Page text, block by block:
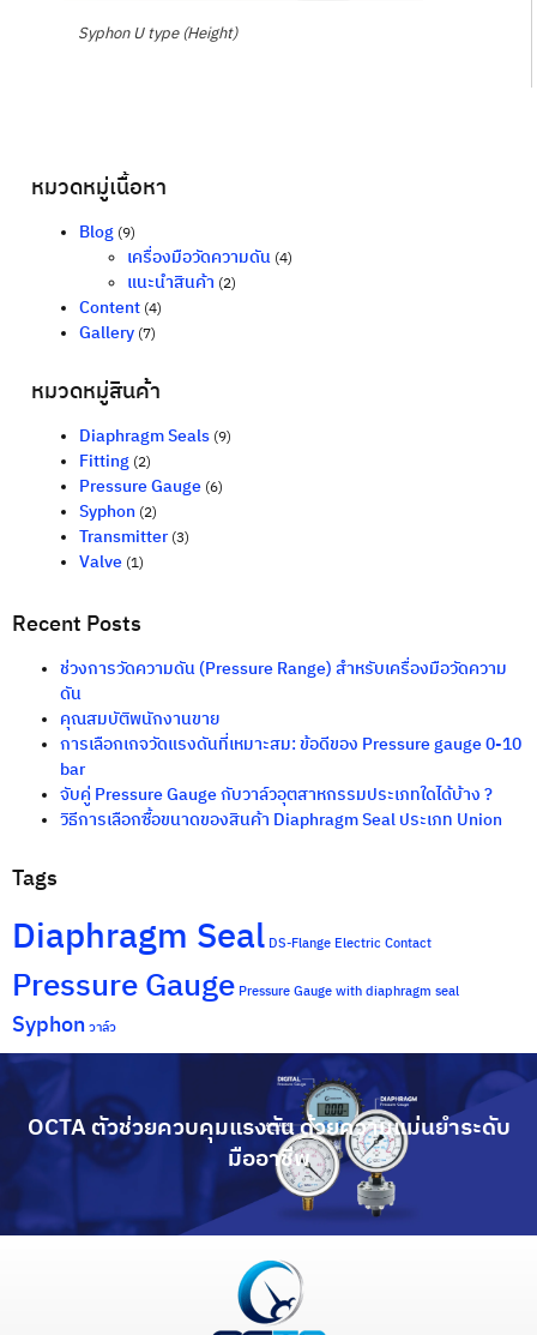
Syphon U type (Height)
หมวดหมู่เนื้อหา
Blog (9)
เครื่องมือวัดความดัน (4)
แนะนำสินค้า (2)
Content (4)
Gallery (7)
หมวดหมู่สินค้า
Diaphragm Seals (9)
Fitting (2)
Pressure Gauge (6)
Syphon (2)
Transmitter(3)
Valve (1)
Recent Posts
ช่วงการวัดความดัน (Pressure Range) สำหรับเครื่องมือวัดความ
ดัน
คุณสมบัติพนักงานขาย
การเลือกเกจวัดแรงดันที่เหมาะสม: ข้อดีของ Pressure gauge 0-10
bar
จับคู่ Pressure Gauge กับวาล์วอุตสาหกรรมประเภทใดได้บ้าง ?
วิธีการเลือกซื้อขนาดของสินค้า Diaphragm Seal ประเภท Union
Tags
Diaphragm Seal DS-Flange Electric Contact
Pressure Gauge Pressure Gauge with diaphragm seal
Syphonวาล์ว
OCTA ตัวช่วยควบคุมแรงดัน ด้วยความแม่นยำระดับ
มืออาชีพ